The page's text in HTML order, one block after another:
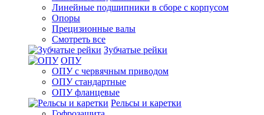
Линейные подшипники в сборе с корпусом
Опоры
Прецизионные валы
Смотреть все
Зубчатые рейки
ОПУ
ОПУ с червячным приводом
ОПУ стандартные
ОПУ фланцевые
Рельсы и каретки